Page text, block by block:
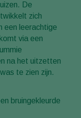
De
zich
een leerachtige
via een
na het uitzetten
te zien zijn.
bruingekleurde